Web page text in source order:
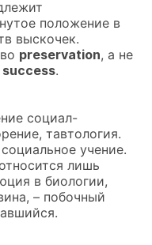
положение в
выскочек.
preservation, а не
success.
социал-
тавтология.
учение.
лишь
в биологии,
– побочный